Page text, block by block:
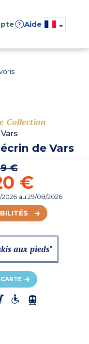
? Aide
Collection
Vars
de Vars
€
€
2026 au 29/08/2026
aux pieds"
CARTE